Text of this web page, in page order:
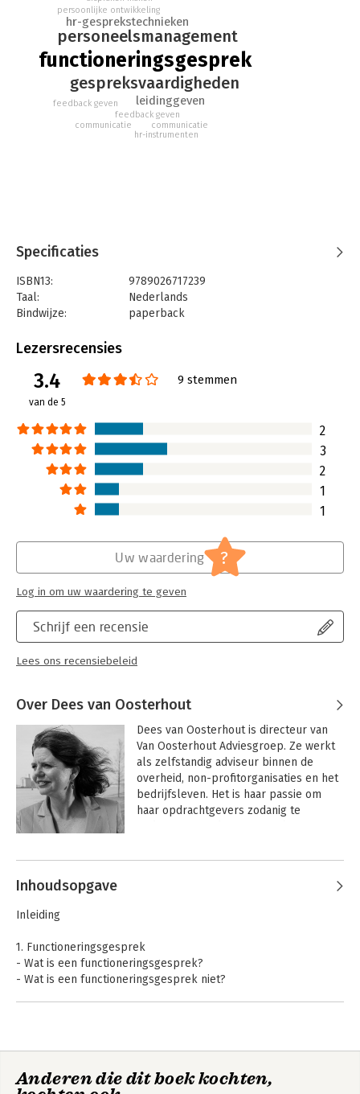
medewerkers te managen en te motiveren.
functioneringsgesprek
personeelsmanagement
gespreksvaardigheden
hr-gesprekstechnieken
leidinggeven
feedback geven
persoonlijke ontwikkeling
communicatie
hr-instrumenten
feedback geven
communicatie
Specificaties
ISBN13:
9789026717239
Taal:
Nederlands
Bindwijze:
paperback
Uitgever:
Verschijningsdatum:
10-10-2013
Hoofdrubriek:
Serie:
De praktijkmanager
Lezersrecensies
3.4
van de 5
9 stemmen
2
3
2
1
1
Schrijf een recensie
Lees ons recensiebeleid
Uw waardering ?
Log in om uw waardering te geven
Over Dees van Oosterhout
Dees van Oosterhout is directeur van
Van Oosterhout Adviesgroep. Ze werkt
als zelfstandig adviseur binnen de
overheid, non-profitorganisaties en het
bedrijfsleven. Het is haar passie om
haar opdrachtgevers zodanig te
doel en resultaat behalen.
'Procesinterventies', 'Toolkit
procesregie' en 'Politieke Intelligentie'.
Andere boeken door Dees van
Oosterhout
Toolkit Procesregie Rolswitch
Inhoudsopgave
Inleiding
1. Functioneringsgesprek
- Wat is een functioneringsgesprek?
- Wat is een functioneringsgesprek niet?
Anderen die dit boek kochten,